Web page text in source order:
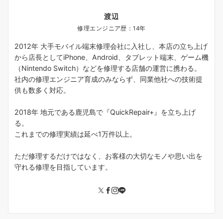
渡辺
修理エンジニア歴：14年
2012年 大手モバイル端末修理会社に入社し、本店の立ち上げ
から店長としてiPhone、Android、タブレット端末、ゲーム機
（Nintendo Switch）などを修理する店舗の運営に携わる。
社内の修理エンジニア育成のみならず、同業他社への技術提
供も数多く対応。
2018年 地元である鹿児島で『QuickRepair+』を立ち上げ
る。
これまでの修理実績は延べ1万件以上。
ただ修理するだけではなく、お客様の大切なモノや思い出を
守れる修理を目指しています。